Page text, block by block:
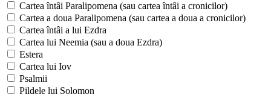
Cartea întâi Paralipomena (sau cartea întâi a cronicilor)
Cartea a doua Paralipomena (sau cartea a doua a cronicilor)
Cartea întâi a lui Ezdra
Cartea lui Neemia (sau a doua Ezdra)
Estera
Cartea lui Iov
Psalmii
Pildele lui Solomon